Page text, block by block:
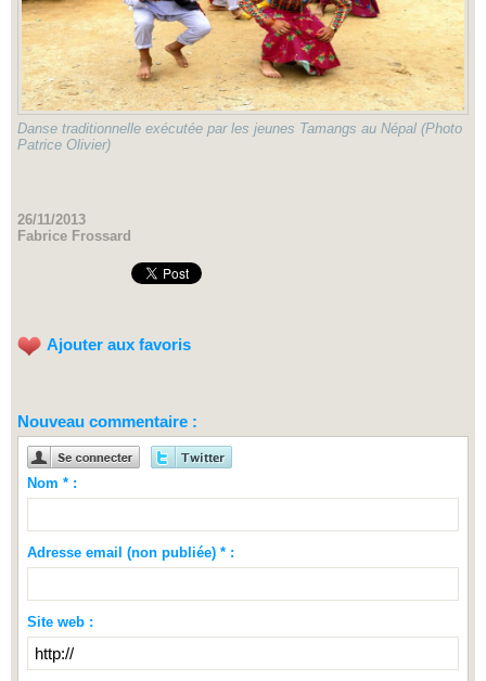
Danse traditionnelle exécutée par les jeunes Tamangs au Népal (Photo
Patrice Olivier)
26/11/2013
Fabrice Frossard
Ajouter aux favoris
Nouveau commentaire :
Nom * :
Adresse email (non publiée) * :
Site web :